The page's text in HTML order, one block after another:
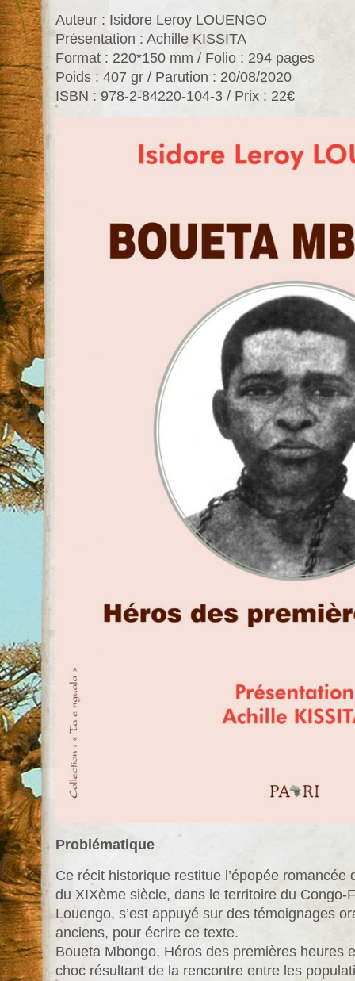
Auteur : Isidore Leroy LOUENGO
Présentation : Achille KISSITA
Format : 220*150 mm / Folio : 294 pages
Poids : 407 gr / Parution : 20/08/2020
ISBN : 978-2-84220-104-3 / Prix : 22€
Problématique
Ce récit historique restitue l’épopée romancée
du XIXème siècle, dans le territoire du Congo-
Louengo, s’est appuyé sur des témoignages
anciens, pour écrire ce texte.
Boueta Mbongo, Héros des premières heures
choc résultant de la rencontre entre les